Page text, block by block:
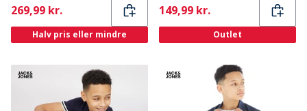
Current
269,99 kr.
Halv pris eller mindre
Current
149,99 kr.
Outlet